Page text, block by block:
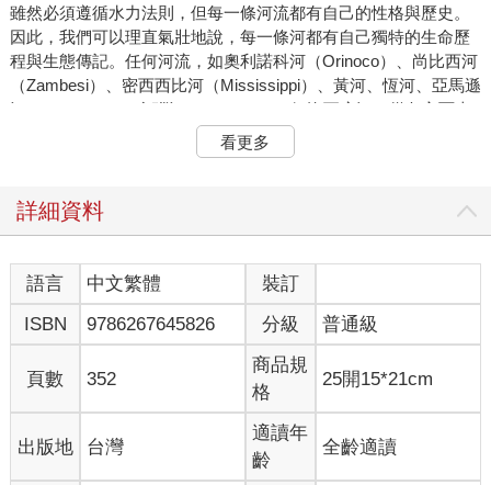
雖然必須遵循水力法則，但每一條河流都有自己的性格與歷史。
因此，我們可以理直氣壯地說，每一條河都有自己獨特的生命歷
程與生態傳記。任何河流，如奧利諾科河（Orinoco）、尚比西河
（Zambesi）、密西西比河（Mississippi）、黃河、恆河、亞馬遜
河（Amazon）、多瑙河（Danube）、伊洛瓦底江，從各方面來
說都是獨特的，就像生活在河邊的薩滿、哲人、漁夫、哲學家、
暴君、叛亂者與聖人一樣，有著自己獨特的一生。當然，河流的
的火藥、挖土機與鋼筋混凝土改變；此外還有厚人類世（thick
談到人的一生，我們會從人的壽命來思考，那麼談到河流的一
生，我們就應該擴大我們的時間透鏡，從「河流的時間」來思
考。我們預設的時間單位理應是河流的生命。一旦採取這種時間
尺度，我們的視角將完全不同於智人的思維模式，因為智人的時
間尺度頂多只有三個世代（我們的父母、自己與我們的子女）。
其他的實體，例如我們要談的河流，運作的時間尺度往往遠比人
類漫長，我們唯有採用它們的時間尺度才能了解。如果我們研究
的是其他生物的生命長度，例如魚類、昆蟲或鳥類，那麼我們的
時間感也會成比例地縮短，除非我們研究的是整個物種的生命長
看更多
詳細資料
語言 中文繁體
裝訂
ISBN
9786267645826 分級 普通級
頁數 352
商品規
格
25開15*21cm
出版地 台灣
適讀年
齡
全齡適讀